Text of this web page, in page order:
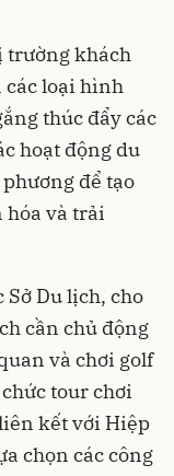
trường khách
các loại hình
thúc đẩy các
hoạt động du
để tạo
hóa và trải
Sở Du lịch, cho
cần chủ động
và chơi golf
tour chơi
kết với Hiệp
chọn các công